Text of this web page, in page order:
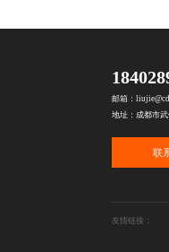
邮箱：
地址：成都市
联
友情链接：